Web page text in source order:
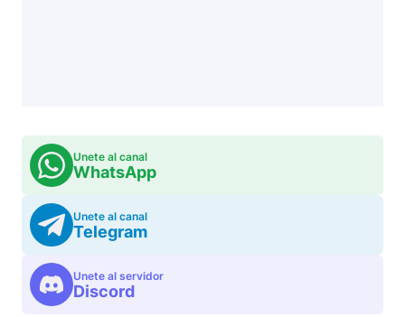
Unete al canal
WhatsApp
Unete al canal
Telegram
Unete al servidor
Discord